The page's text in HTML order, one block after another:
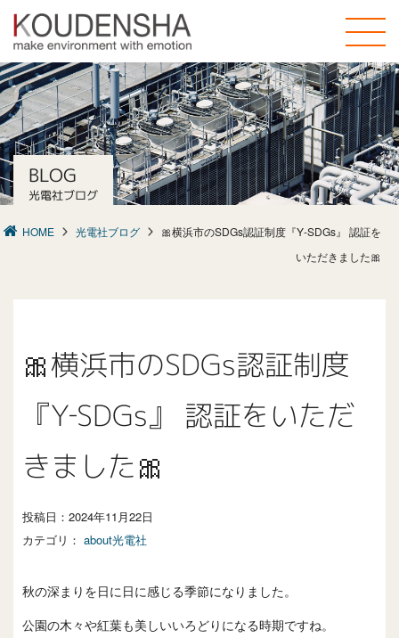
toggle
BLOG
光電社ブログ
HOME 光電社ブログ
🎀横浜市のSDGs認証制度『Y‐SDGs』 認証を
いただきました🎀
🎀横浜市のSDGs認証制度
『Y‐SDGs』 認証をいただ
きました🎀
投稿日： 2024年11月22日
カテゴリ： about光電社
秋の深まりを日に日に感じる季節になりました。
公園の木々や紅葉も美しいいろどりになる時期ですね。